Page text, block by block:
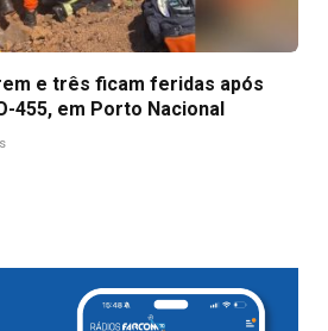
e três ficam feridas após
455, em Porto Nacional